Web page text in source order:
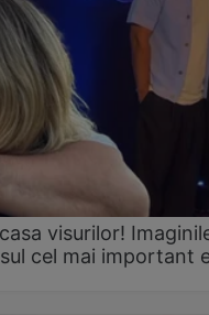
visurilor!
cel mai important